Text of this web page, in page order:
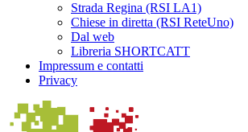
Strada Regina (RSI LA1)
Chiese in diretta (RSI ReteUno)
Dal web
Libreria SHORTCATT
Impressum e contatti
Privacy